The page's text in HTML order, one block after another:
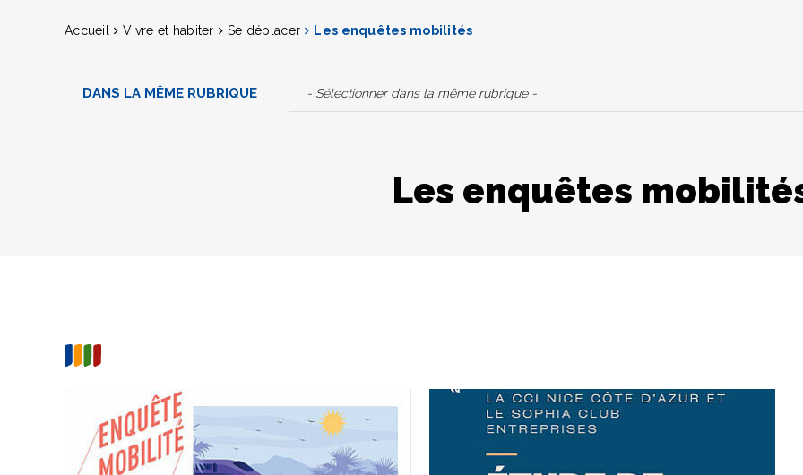
Accueil Vivre et habiter Se déplacer Les enquêtes mobilités
DANS LA MÊME RUBRIQUE - Sélectionner dans la même rubrique -
Les enquêtes